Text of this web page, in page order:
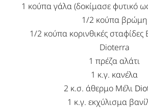
1 κούπα γάλα (δοκίμασε φυτικό
1/2 κούπα βρώμη
1/2 κούπα κορινθικές
Dioterra
1 πρέζα αλάτι
1 κ.γ. κανέλα
2 κ.σ. άθερμο Μέλι
1 κ.γ. εκχύλισμα